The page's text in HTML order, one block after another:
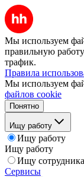
Мы используем
правильную
трафик.
Правила
Мы используем
файлов cookie
Понятно
Ищу работу
Ищу работу
Ищу работу
Ищу сотрудника
Сервисы